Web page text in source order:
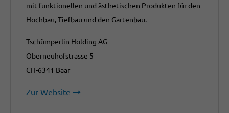
mit funktionellen und ästhetischen Produkten für den
Hochbau, Tiefbau und den Gartenbau.
Tschümperlin Holding AG
Oberneuhofstrasse 5
CH-6341 Baar
Zur Website